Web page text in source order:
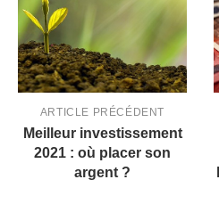
ARTICLE PRÉCÉDENT
Meilleur investissement
2021 : où placer son
argent ?